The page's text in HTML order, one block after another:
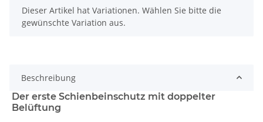
x
Dieser Artikel hat Variationen. Wählen Sie bitte die
gewünschte Variation aus.
Beschreibung
Der erste Schienbeinschutz mit doppelter
Belüftung